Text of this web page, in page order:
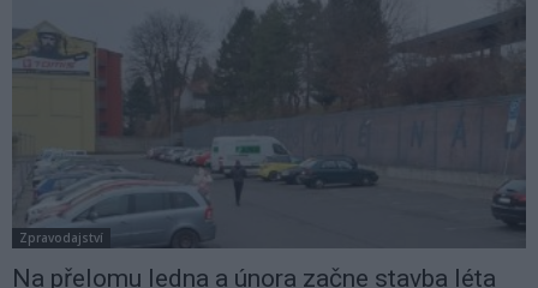
Zpravodajství
Na přelomu ledna a února začne stavba léta